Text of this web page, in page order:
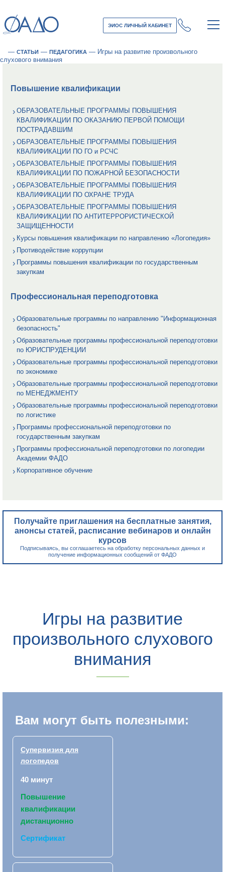
ЭИОС ЛИЧНЫЙ КАБИНЕТ
— СТАТЬИ — ПЕДАГОГИКА — Игры на развитие произвольного
слухового внимания
Повышение квалификации
ОБРАЗОВАТЕЛЬНЫЕ ПРОГРАММЫ ПОВЫШЕНИЯ
КВАЛИФИКАЦИИ ПО ОКАЗАНИЮ ПЕРВОЙ ПОМОЩИ
ПОСТРАДАВШИМ
ОБРАЗОВАТЕЛЬНЫЕ ПРОГРАММЫ ПОВЫШЕНИЯ
КВАЛИФИКАЦИИ ПО ГО и РСЧС
ОБРАЗОВАТЕЛЬНЫЕ ПРОГРАММЫ ПОВЫШЕНИЯ
КВАЛИФИКАЦИИ ПО ПОЖАРНОЙ БЕЗОПАСНОСТИ
ОБРАЗОВАТЕЛЬНЫЕ ПРОГРАММЫ ПОВЫШЕНИЯ
КВАЛИФИКАЦИИ ПО ОХРАНЕ ТРУДА
ОБРАЗОВАТЕЛЬНЫЕ ПРОГРАММЫ ПОВЫШЕНИЯ
КВАЛИФИКАЦИИ ПО АНТИТЕРРОРИСТИЧЕСКОЙ
ЗАЩИЩЕННОСТИ
Курсы повышения квалификации по направлению «Логопедия»
Противодействие коррупции
Программы повышения квалификации по государственным
закупкам
Профессиональная переподготовка
Образовательные программы по направлению "Информационная
безопасность"
Образовательные программы профессиональной переподготовки
по ЮРИСПРУДЕНЦИИ
Образовательные программы профессиональной переподготовки
по экономике
Образовательные программы профессиональной переподготовки
по МЕНЕДЖМЕНТУ
Образовательные программы профессиональной переподготовки
по логистике
Программы профессиональной переподготовки по
государственным закупкам
Программы профессиональной переподготовки по логопедии
Академии ФАДО
Корпоративное обучение
Получайте приглашения на бесплатные занятия,
анонсы статей, расписание вебинаров и онлайн
курсов
Подписываясь, вы соглашаетесь на обработку персональных данных и
получение информационных сообщений от ФАДО
Игры на развитие
произвольного слухового
внимания
Вам могут быть полезными:
Супервизия для
логопедов
40 минут
Повышение
квалификации
дистанционно
Сертификат